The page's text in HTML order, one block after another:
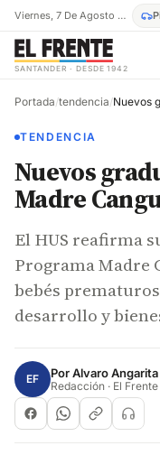
Viernes, 7 De Agosto De 2026
SANTANDER · DESDE 1942
Portada/tendencia/
TENDENCIA
Nuevos
Madre
El HUS reafirma
Programa Madre
bebés
desarrollo y
EF PorAlvaro Angarita
Redacción · El Frente